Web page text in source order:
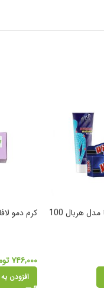
کرم ماساژ بدن ویشکا مدل هربال 100
کرم دمو
۷۴۶,۰۰۰
افزودن